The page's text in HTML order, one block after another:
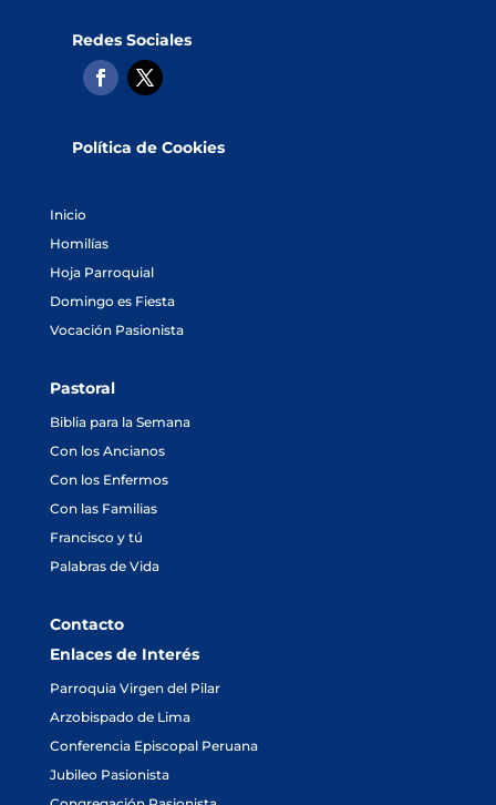
Redes Sociales
Política de Cookies
Inicio
Homilías
Hoja Parroquial
Domingo es Fiesta
Vocación Pasionista
Pastoral
Biblia para la Semana
Con los Ancianos
Con los Enfermos
Con las Familias
Francisco y tú
Palabras de Vida
Contacto
Enlaces de Interés
Parroquia Virgen del Pilar
Arzobispado de Lima
Conferencia Episcopal Peruana
Jubileo Pasionista